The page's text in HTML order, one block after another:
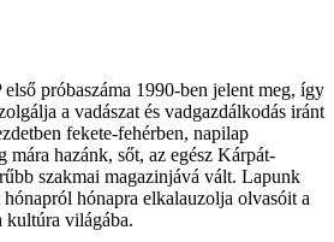
próbaszáma 1990-ben jelent meg, így
a vadászat és vadgazdálkodás iránt
fekete-fehérben, napilap
mára hazánk, sőt, az egész Kárpát-
szakmai magazinjává vált. Lapunk
hónapra elkalauzolja olvasóit a
kultúra világába.